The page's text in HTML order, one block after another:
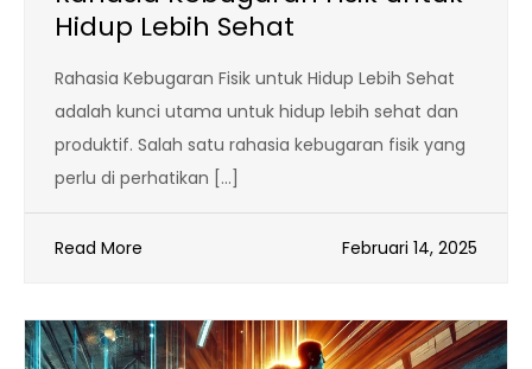
Hidup Lebih Sehat
Rahasia Kebugaran Fisik untuk Hidup Lebih Sehat
adalah kunci utama untuk hidup lebih sehat dan
produktif. Salah satu rahasia kebugaran fisik yang
perlu di perhatikan […]
Read More Februari 14, 2025